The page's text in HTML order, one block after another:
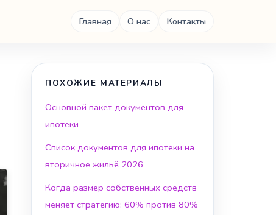
Главная О нас Контакты
ПОХОЖИЕ МАТЕРИАЛЫ
Основной пакет документов для
ипотеки
Список документов для ипотеки на
вторичное жильё 2026
Когда размер собственных средств
меняет стратегию: 60% против 80%